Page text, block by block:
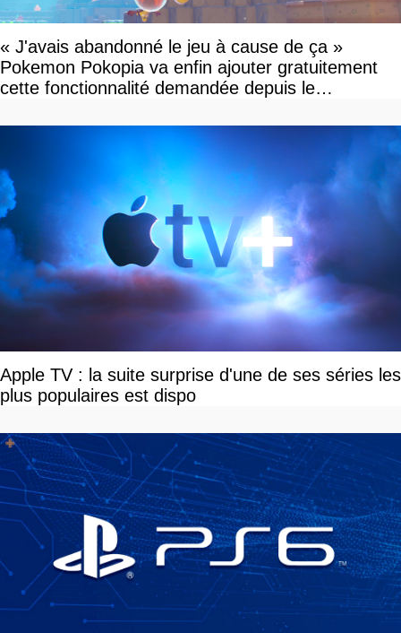
« J'avais abandonné le jeu à cause de ça »
Pokemon Pokopia va enfin ajouter gratuitement
cette fonctionnalité demandée depuis le
Apple TV : la suite surprise d'une de ses séries les
plus populaires est dispo